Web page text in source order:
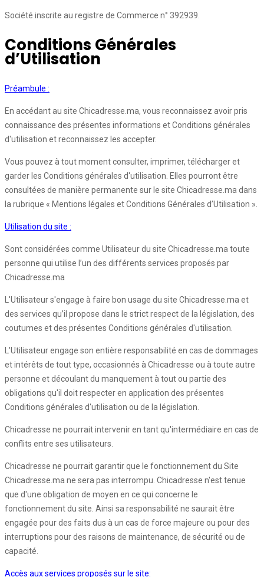
Société inscrite au registre de Commerce n° 392939.
Conditions Générales
d’Utilisation
Préambule :
En accédant au site Chicadresse.ma, vous reconnaissez avoir pris
connaissance des présentes informations et Conditions générales
d'utilisation et reconnaissez les accepter.
Vous pouvez à tout moment consulter, imprimer, télécharger et
garder les Conditions générales d'utilisation. Elles pourront être
consultées de manière permanente sur le site Chicadresse.ma dans
la rubrique « Mentions légales et Conditions Générales d’Utilisation ».
Utilisation du site :
Sont considérées comme Utilisateur du site Chicadresse.ma toute
personne qui utilise l’un des différents services proposés par
Chicadresse.ma
L'Utilisateur s'engage à faire bon usage du site Chicadresse.ma et
des services qu’il propose dans le strict respect de la législation, des
coutumes et des présentes Conditions générales d'utilisation.
L'Utilisateur engage son entière responsabilité en cas de dommages
et intérêts de tout type, occasionnés à Chicadresse ou à toute autre
personne et découlant du manquement à tout ou partie des
obligations qu'il doit respecter en application des présentes
Conditions générales d'utilisation ou de la législation.
Chicadresse ne pourrait intervenir en tant qu'intermédiaire en cas de
conflits entre ses utilisateurs.
Chicadresse ne pourrait garantir que le fonctionnement du Site
Chicadresse.ma ne sera pas interrompu. Chicadresse n'est tenue
que d'une obligation de moyen en ce qui concerne le
fonctionnement du site. Ainsi sa responsabilité ne saurait être
engagée pour des faits dus à un cas de force majeure ou pour des
interruptions pour des raisons de maintenance, de sécurité ou de
capacité.
Accès aux services proposés sur le site: